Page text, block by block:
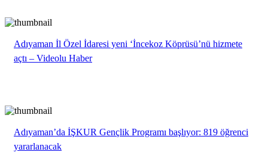
Adıyaman İl Özel İdaresi yeni ‘İncekoz Köprüsü’nü hizmete
açtı – Videolu Haber
Adıyaman’da İŞKUR Gençlik Programı başlıyor: 819 öğrenci
yararlanacak